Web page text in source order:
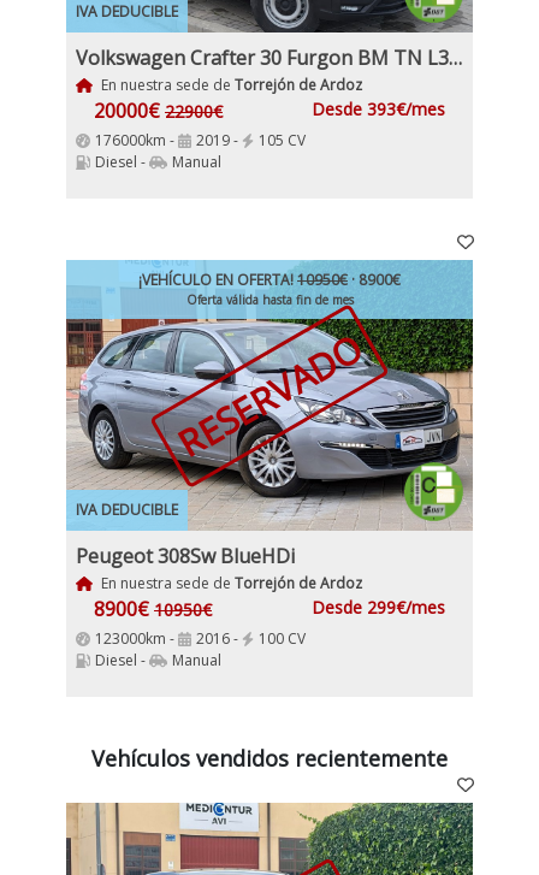
IVA DEDUCIBLE
Volkswagen Crafter 30 Furgon BM TN L3H2 2.0TDI
En nuestra sede de Torrejón de Ardoz
20000€ 22900€ Desde 393€/mes
176000km - 2019 -
105 CV
Diesel -
Manual
IVA DEDUCIBLE
¡VEHÍCULO EN OFERTA!10950€ · 8900€
Oferta válida hasta fin de mes
RESERVADO
Peugeot 308Sw BlueHDi
En nuestra sede de Torrejón de Ardoz
8900€ 10950€ Desde 299€/mes
123000km - 2016 -
100 CV
Diesel -
Manual
Vehículos vendidos recientemente